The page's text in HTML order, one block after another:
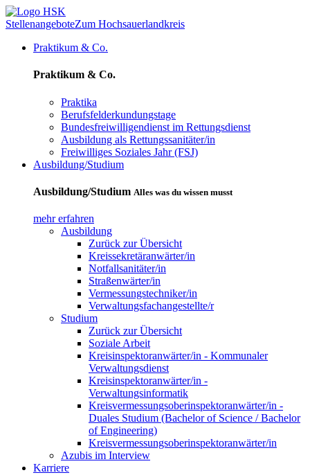
StellenangeboteZum Hochsauerlandkreis
Praktikum & Co.
Praktikum & Co.
Praktika
Berufsfelderkundungstage
Bundesfreiwilligendienst im Rettungsdienst
Ausbildung als Rettungssanitäter/in
Freiwilliges Soziales Jahr (FSJ)
Ausbildung/Studium
Ausbildung/Studium Alles was du wissen musst
mehr erfahren
Ausbildung
Zurück zur Übersicht
Kreissekretäranwärter/in
Notfallsanitäter/in
Straßenwärter/in
Vermessungstechniker/in
Verwaltungsfachangestellte/r
Studium
Zurück zur Übersicht
Soziale Arbeit
Kreisinspektoranwärter/in - Kommunaler
Verwaltungsdienst
Kreisinspektoranwärter/in -
Verwaltungsinformatik
Kreisvermessungsoberinspektoranwärter/in -
Duales Studium (Bachelor of Science / Bachelor
of Engineering)
Kreisvermessungsoberinspektoranwärter/in
Azubis im Interview
Karriere